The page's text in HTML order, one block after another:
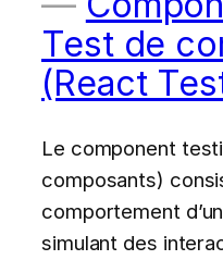
Test de
(React
Le component
composants)
comportement
simulant des